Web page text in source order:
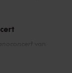
zo’n drie